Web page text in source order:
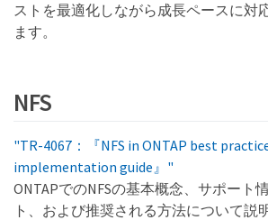
ストを最適化しながら成長ペースに対
ます。
NFS
"TR-4067：『NFS in ONTAP best
implementation guide』"
ONTAPでのNFSの基本概念、サポート
ト、および推奨される方法について説